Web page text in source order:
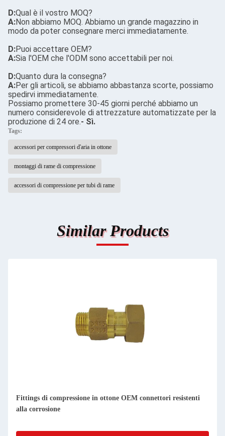
D:Qual è il vostro MOQ?
A:Non abbiamo MOQ. Abbiamo un grande magazzino in
modo da poter consegnare merci immediatamente.
D:Puoi accettare OEM?
A:Sia l'OEM che l'ODM sono accettabili per noi.
D:Quanto dura la consegna?
A:Per gli articoli, se abbiamo abbastanza scorte, possiamo
spedirvi immediatamente.
Possiamo promettere 30-45 giorni perché abbiamo un
numero considerevole di attrezzature automatizzate per la
produzione di 24 ore.- Sì.
Tags:
accessori per compressori d'aria in ottone
montaggi di rame di compressione
accessori di compressione per tubi di rame
Similar Products
Fittings di compressione in ottone OEM connettori resistenti
alla corrosione